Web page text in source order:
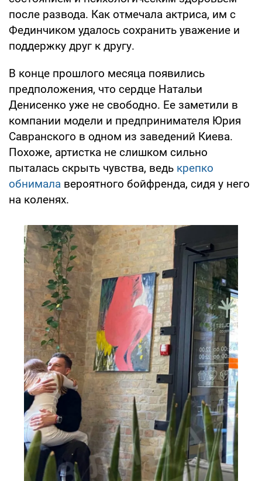
после развода. Как отмечала актриса, им с
Фединчиком удалось сохранить уважение и
поддержку друг к другу.
В конце прошлого месяца появились
предположения, что сердце Натальи
Денисенко уже не свободно. Ее заметили в
компании модели и предпринимателя Юрия
Савранского в одном из заведений Киева.
Похоже, артистка не слишком сильно
пыталась скрыть чувства, ведь крепко
обнимала вероятного бойфренда, сидя у него
на коленях.